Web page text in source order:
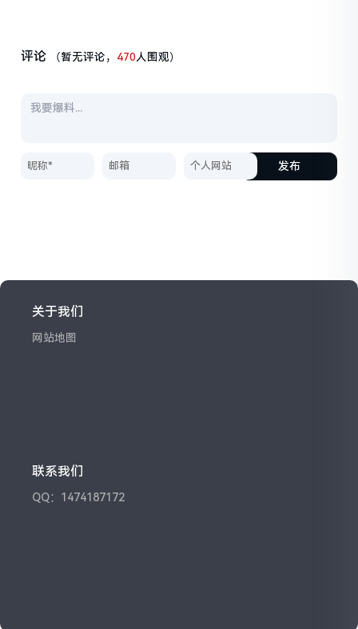
评论 （暂无评论， 470人围观）
发布
关于我们
网站地图
联系我们
QQ：1474187172